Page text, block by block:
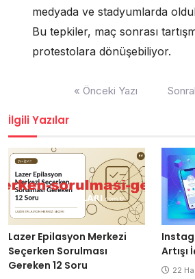
medyada ve stadyumlarda
Bu tepkiler, maç sonrası
protestolara dönüşebiliyor.
« Önceki Yazı
İlgili Yazılar
Lazer Epilasyon Merkezi
Seçerken Sorulması
Gereken 12 Soru
Artışı
22